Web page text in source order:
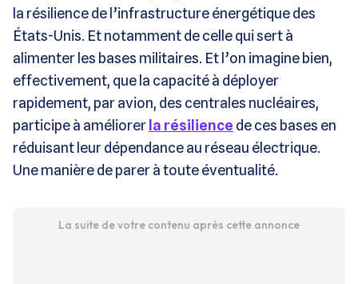
la résilience de l’infrastructure énergétique des
États-Unis. Et notamment de celle qui sert à
alimenter les bases militaires. Et l’on imagine bien,
effectivement, que la capacité à déployer
rapidement, par avion, des centrales nucléaires,
participe à améliorerla résilience de ces bases en
réduisant leur dépendance au réseau électrique.
Une manière de parer à toute éventualité.
La suite de votre contenu après cette annonce